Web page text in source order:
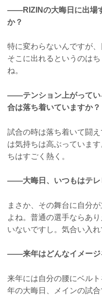
——RIZINの大晦日に出場
か？
特に変わらないんですが
そこに出れるというのは
ね。
——テンション上がってい
合は落ち着いていますか？
試合の時は落ち着いて闘
は気持ちは高ぶっていま
ちはすごく熱く。
——大晦日、いつもはテレ
まさか、その舞台に自分
よね。普通の選手ならあ
いないですし。気合い入
——来年はどんなイメージ
来年には自分の腰にベル
年の大晦日、メインの試